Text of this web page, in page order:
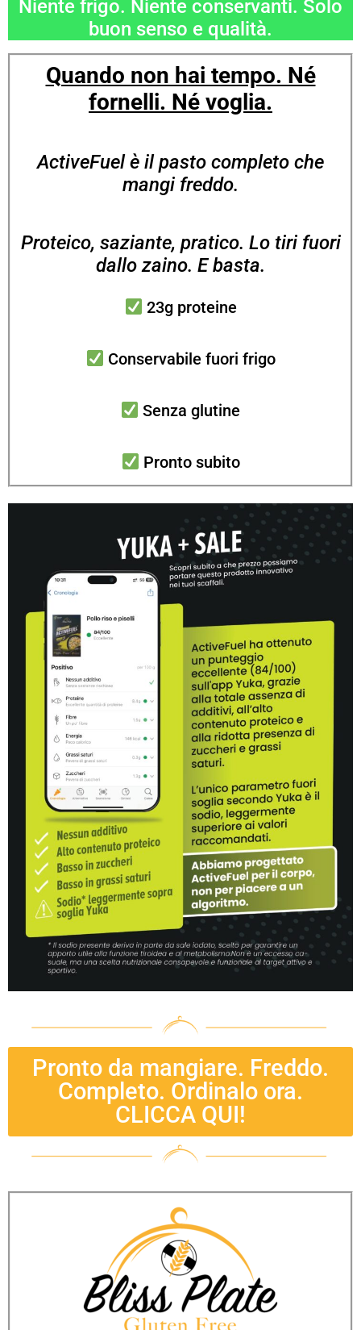
Niente frigo. Niente conservanti. Solo
buon senso e qualità.
Quando non hai tempo. Né
fornelli. Né voglia.
ActiveFuel è il pasto completo che
mangi freddo.
Proteico, saziante, pratico. Lo tiri fuori
dallo zaino. E basta.
23g proteine
Conservabile fuori frigo
Senza glutine
Pronto subito
Pronto da mangiare. Freddo.
Completo. Ordinalo ora.
CLICCA QUI!